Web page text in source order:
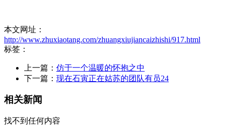
本文网址：
http://www.zhuxiaotang.com/zhuangxiujiancaizhishi/917.html
标签：
上一篇： 仿于一个温暖的怀抱之中
下一篇： 现在石寅正在姑苏的团队有员24
相关新闻
找不到任何内容